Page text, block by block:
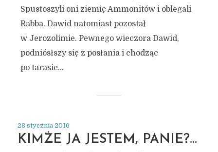
Spustoszyli oni ziemię Ammonitów i oblegali
Rabba. Dawid natomiast pozostał
w Jerozolimie. Pewnego wieczora Dawid,
podniósłszy się z posłania i chodząc
po tarasie...
28 stycznia 2016
KIMŻE JA JESTEM, PANIE?…